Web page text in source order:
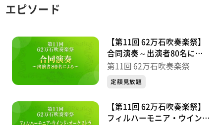
無敵の鷲
【開催日】2025年3月1日(土)
【会場】名取市文化会館 大ホール
エピソード
【第11回 62万石吹奏楽祭】
合同演奏～出演者80名によ
る～
第11回 62万石吹奏楽祭
定額見放題
【第11回 62万石吹奏楽祭】
フィルハーモニア・ウイン